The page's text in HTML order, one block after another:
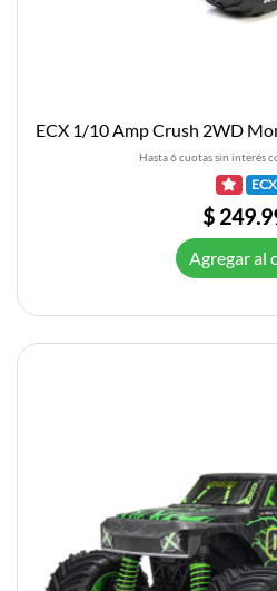
Hasta 6 cuotas sin interés
ECX
$
Agregar al